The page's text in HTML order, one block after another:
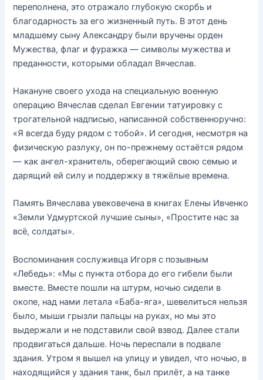
переполнена, это отражало глубокую скорбь и
благодарность за его жизненный путь. В этот день
младшему сыну Александру были вручены орден
Мужества, флаг и фуражка — символы мужества и
преданности, которыми обладал Вячеслав.
Накануне своего ухода на специальную военную
операцию Вячеслав сделал Евгении татуировку с
трогательной надписью, написанной собственноручно:
«Я всегда буду рядом с тобой». И сегодня, несмотря на
физическую разлуку, он по-прежнему остаётся рядом
— как ангел-хранитель, оберегающий свою семью и
дарящий ей силу и поддержку в тяжёлые времена.
Память Вячеслава увековечена в книгах Елены Ивченко
«Земли Удмуртской лучшие сыны», «Простите нас за
всё, солдаты».
Воспоминания сослуживца Игоря с позывным
«Лебедь»: «Мы с пункта отбора до его гибели были
вместе. Вместе пошли на штурм, ночью сидели в
окопе, над нами летала «Баба-яга», шевелиться нельзя
было, мыши грызли пальцы на руках, но мы это
выдержали и не подставили свой взвод. Далее стали
продвигаться дальше. Ночь переспали в подвале
здания. Утром я вышел на улицу и увидел, что ночью, в
находящийся у здания танк, был прилёт, а на танке